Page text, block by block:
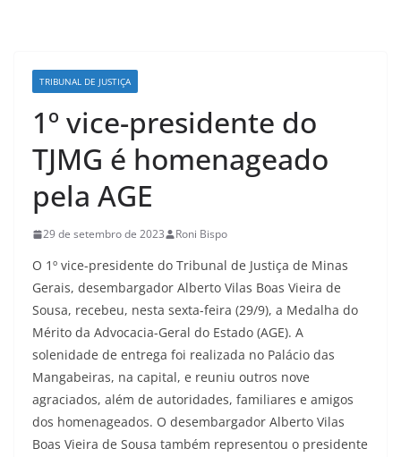
TRIBUNAL DE JUSTIÇA
1º vice-presidente do
TJMG é homenageado
pela AGE
29 de setembro de 2023 Roni Bispo
O 1º vice-presidente do Tribunal de Justiça de Minas
Gerais, desembargador Alberto Vilas Boas Vieira de
Sousa, recebeu, nesta sexta-feira (29/9), a Medalha do
Mérito da Advocacia-Geral do Estado (AGE). A
solenidade de entrega foi realizada no Palácio das
Mangabeiras, na capital, e reuniu outros nove
agraciados, além de autoridades, familiares e amigos
dos homenageados. O desembargador Alberto Vilas
Boas Vieira de Sousa também representou o presidente